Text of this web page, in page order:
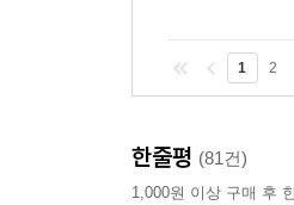
일상생활에서 수
1 2
한줄평 (81건)
1,000원 이상 구매 후